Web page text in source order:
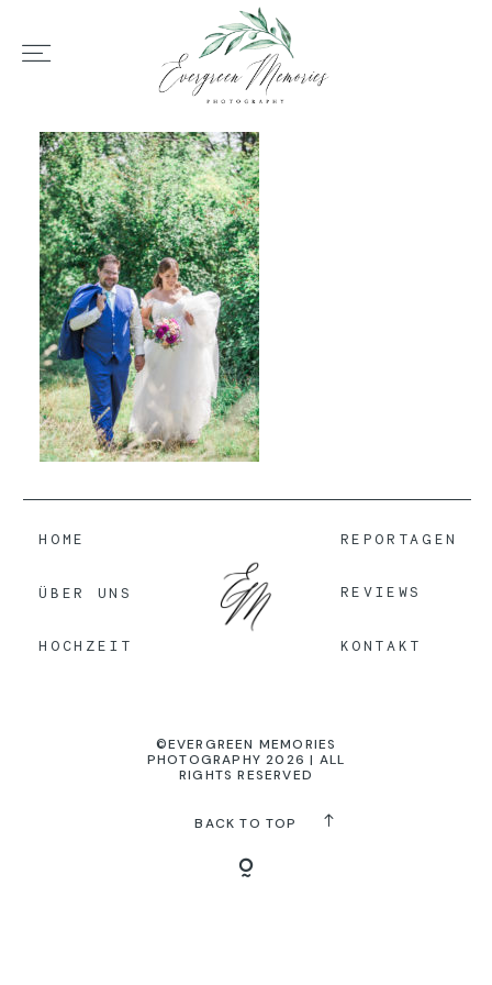
HOME
ÜBER UNS
HOCHZEIT
REPORTAGEN
REVIEWS
KONTAKT
©EVERGREEN MEMORIES
PHOTOGRAPHY 2026 | ALL
RIGHTS RESERVED
BACK TO TOP
HOME
ÜBER UNS
HOCHZEIT
REPORTAGEN